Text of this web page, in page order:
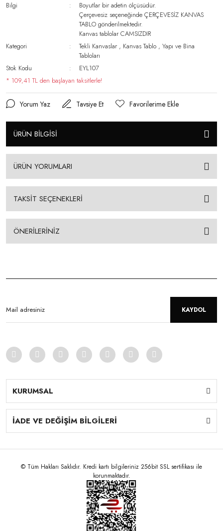
Bilgi
Boyutlar bir adetin ölçüsüdür.
Çerçevesiz seçeneğinde ÇERÇEVESİZ KANVAS
TABLO gönderilmektedir.
Kanvas tablolar CAMSIZDIR
Kategori
Tekli Kanvaslar , Kanvas Tablo ,Yapı ve Bina
Tabloları
Stok Kodu
EYL107
* 109,41 TL den başlayan taksitlerle!
Yorum Yaz Tavsiye Et
ÜRÜN BİLGİSİ
ÜRÜN YORUMLARI
TAKSİT SEÇENEKLERİ
ÖNERİLERİNİZ
KAYDOL
KURUMSAL
İADE VE DEĞİŞİM BİLGİLERİ
© Tüm Hakları Saklıdır. Kredi kartı bilgileriniz 256bit SSL sertifikası ile
korunmaktadır.